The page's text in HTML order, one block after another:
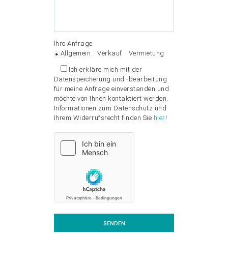
Ihre Anfrage
Allgemein
Verkauf Vermietung
Ich erkläre mich mit der
Datenspeicherung und -bearbeitung
für meine Anfrage einverstanden und
möchte von Ihnen kontaktiert werden.
Informationen zum Datenschutz und
Ihrem Widerrufsrecht finden Sie hier!